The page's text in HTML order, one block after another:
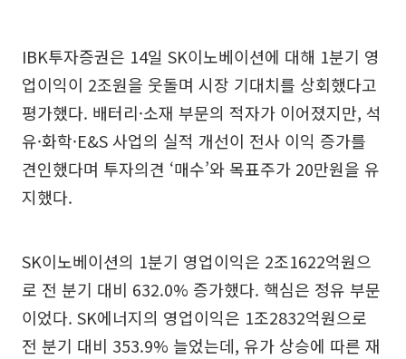
IBK투자증권은 14일 SK이노베이션에 대해 1분기 영
업이익이 2조원을 웃돌며 시장 기대치를 상회했다고
평가했다. 배터리·소재 부문의 적자가 이어졌지만, 석
유·화학·E&S 사업의 실적 개선이 전사 이익 증가를
견인했다며 투자의견 ‘매수’와 목표주가 20만원을 유
지했다.
SK이노베이션의 1분기 영업이익은 2조1622억원으
로 전 분기 대비 632.0% 증가했다. 핵심은 정유 부문
이었다. SK에너지의 영업이익은 1조2832억원으로
전 분기 대비 353.9% 늘었는데, 유가 상승에 따른 재